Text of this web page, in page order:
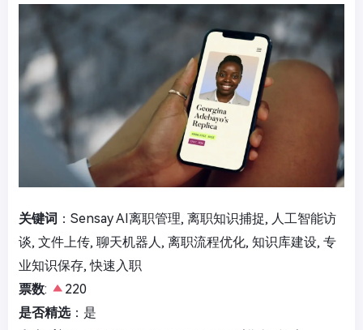
关键词 ：Sensay AI离职管理, 离职知识捕捉, 人工智能访
谈, 文件上传, 聊天机器人, 离职流程优化, 知识库建设, 专
业知识保存, 快速入职
票数:
220
是否精选：是